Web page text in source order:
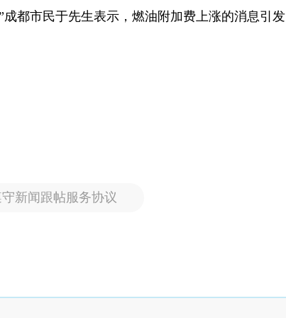
都市民于先生表示，燃油附加费上涨的消息引
新闻跟帖服务协议